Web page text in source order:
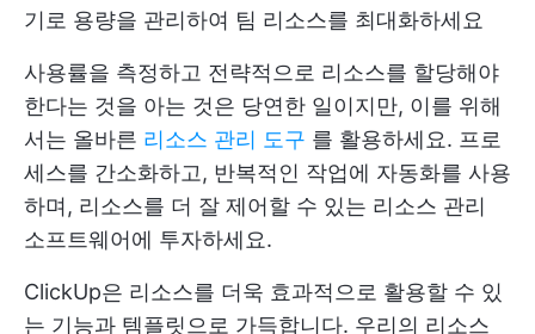
기로 용량을 관리하여 팀 리소스를 최대화하세요
사용률을 측정하고 전략적으로 리소스를 할당해야
한다는 것을 아는 것은 당연한 일이지만, 이를 위해
서는 올바른 리소스 관리 도구 를 활용하세요. 프로
세스를 간소화하고, 반복적인 작업에 자동화를 사용
하며, 리소스를 더 잘 제어할 수 있는 리소스 관리
소프트웨어에 투자하세요.
ClickUp은 리소스를 더욱 효과적으로 활용할 수 있
는 기능과 템플릿으로 가득합니다. 우리의 리소스